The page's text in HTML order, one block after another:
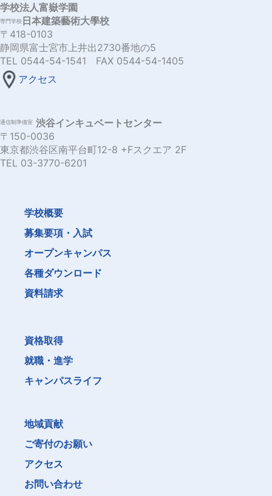
学校法人富嶽学園
専門学校日本建築藝術大學校
〒418-0103
静岡県富士宮市上井出2730番地の5
TEL 0544-54-1541 FAX 0544-54-1405
アクセス
通信制準備室 渋谷インキュベートセンター
〒150-0036
東京都渋谷区南平台町12-8 +Fスクエア 2F
TEL 03-3770-6201
学校概要
募集要項・入試
オープンキャンパス
各種ダウンロード
資料請求
資格取得
就職・進学
キャンパスライフ
地域貢献
ご寄付のお願い
アクセス
お問い合わせ